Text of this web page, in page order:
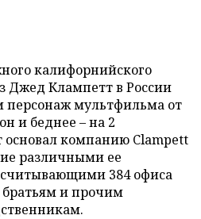
калифорнийского
Джед Клампетт в России
персонаж мультфильма от
и беднее – на 2
компанию Clampett
различными ее
384 офиса
братьям и прочим